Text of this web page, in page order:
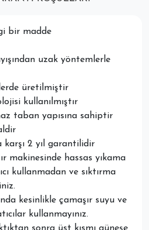
bir madde
uzak yöntemlerle
üretilmiştir
kullanılmıştır
taban yapısına sahiptir
karşı 2 yıl garantilidir
makinesinde hassas yıkama
kullanmadan ve sıktırma
kesinlikle çamaşır suyu ve
kullanmayınız.
sonra üst kısmı güneşe